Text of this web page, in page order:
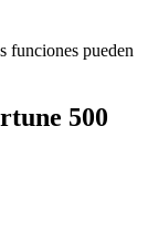
funciones pueden
500